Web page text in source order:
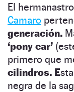
El
Camaro
generación.
‘pony car’
primero que
cilindros. E
negra de la